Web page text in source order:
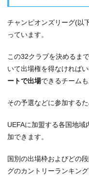
チャンピオンズリーグ(以
っています。
この32クラブを決めるま
いて出場権を得なければ
ートで出場できるチームも
その予選などに参加するた
UEFAに加盟する各国地
加できます。
国別の出場枠およびどの
グのカントリーランキン